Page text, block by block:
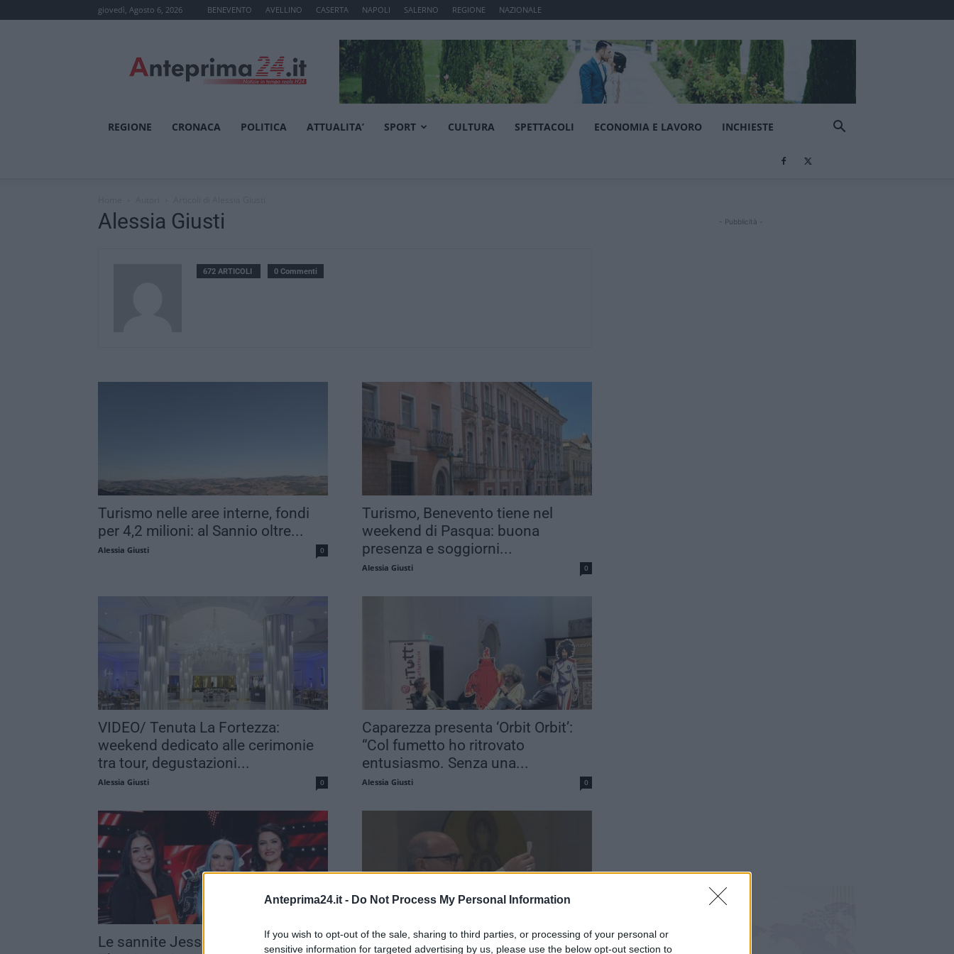
Anteprima24.it - Do Not Process My Personal Information
If you wish to opt-out of the sale, sharing to third parties, or processing of your personal or
sensitive information for targeted advertising by us, please use the below opt-out section to
giovedì, Agosto 6, 2026 BENEVENTO AVELLINO CASERTA NAPOLI SALERNO REGIONE NAZIONALE
REGIONE CRONACA POLITICA ATTUALITA’ SPORT CULTURA SPETTACOLI ECONOMIA E LAVORO INCHIESTE
Alessia Giusti
672 ARTICOLI 0 Commenti
Turismo nelle aree interne, fondi
per 4,2 milioni: al Sannio oltre...
Alessia Giusti 0
Turismo, Benevento tiene nel
weekend di Pasqua: buona
presenza e soggiorni...
Alessia Giusti 0
VIDEO/ Tenuta La Fortezza:
weekend dedicato alle cerimonie
tra tour, degustazioni...
Alessia Giusti 0
Caparezza presenta ‘Orbit Orbit’:
“Col fumetto ho ritrovato
entusiasmo. Senza una...
Alessia Giusti 0
Le sannite Jessica e Gilda vincono
Accrocca ad Assisi, fedeli e
- Pubblicità -